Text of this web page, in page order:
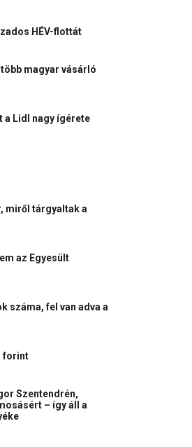
HÉV-flottát
magyar vásárló
a Lidl nagy ígérete
miről tárgyaltak a
az Egyesült
száma, fel van adva a
forint
Szentendrén,
– így áll a